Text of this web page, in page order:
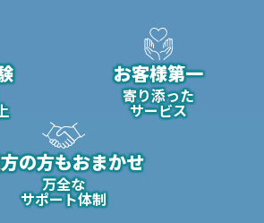
お客様第一
寄り添った
サービス
の方もおまかせ
万全な
サポート体制